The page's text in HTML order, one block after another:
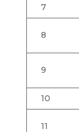
7
8
9
10
11